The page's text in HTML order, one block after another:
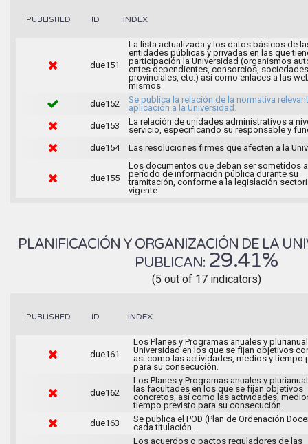
PUBLISHED ID INDEX
due151
La lista actualizada y los datos básicos de
entidades públicas y privadas en las que
participación la Universidad (organismos
entes dependientes, consorcios, sociedades
provinciales, etc.) así como enlaces a las
mismos.
due152
Se publica la relación de la normativa
aplicación a la Universidad.
due153
La relación de unidades administrativos a
servicio, especificando su responsable y
due154
Las resoluciones firmes que afecten a la
due155
Los documentos que deban ser sometidos
período de información pública durante su
tramitación, conforme a la legislación
vigente.
PLANIFICACIÓN Y ORGANIZACIÓN DE LA
PUBLICAN: 29.41%
(5 out of 17 indicators)
PUBLISHED ID INDEX
due161
Los Planes y Programas anuales y
Universidad en los que se fijan objetivos
así como las actividades, medios y tiempo
para su consecución.
due162
Los Planes y Programas anuales y
las facultades en los que se fijan objetivos
concretos, así como las actividades,
tiempo previsto para su consecución.
due163
Se publica el POD (Plan de Ordenación
cada titulación.
Los acuerdos o pactos reguladores de las